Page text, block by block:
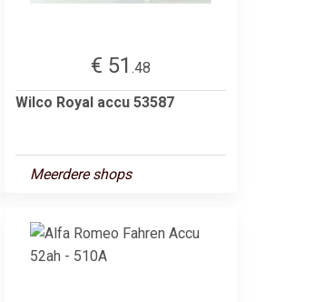
€ 51 .48
Wilco Royal accu 53587
Meerdere shops